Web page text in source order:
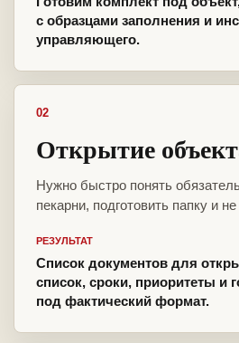
с образцами заполнения и
управляющего.
02
Открытие
Нужно быстро понять
пекарни, подготовить папку и
РЕЗУЛЬТАТ
Список документов для
список, сроки, приоритеты и
под фактический формат.